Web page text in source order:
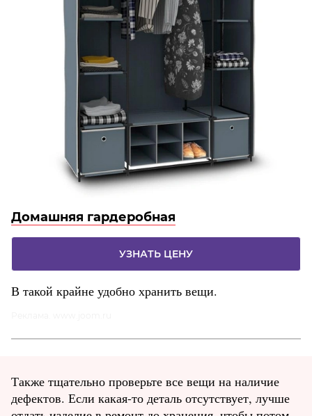
Домашняя гардеробная
УЗНАТЬ ЦЕНУ
В такой крайне удобно хранить вещи.
Также тщательно проверьте все вещи на наличие
дефектов. Если какая-то деталь отсутствует, лучше